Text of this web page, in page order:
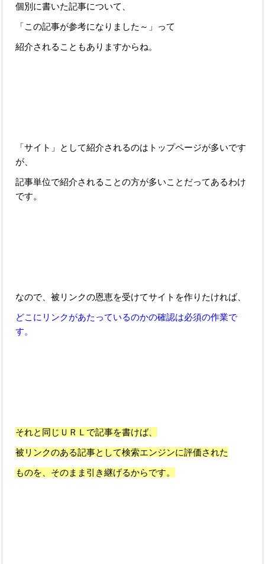
個別に書いた記事について、
「この記事が参考になりました～」って
紹介されることもありますからね。
「サイト」として紹介されるのはトップページが多いです
が、
記事単位で紹介されることの方が多いことだってあるわけ
です。
なので、被リンクの恩恵を受けてサイトを作りたければ、
どこにリンクがあたっているのかの確認は必須の作業で
す。
それと同じＵＲＬで記事を書けば、
被リンクのある記事として検索エンジンに評価された
ものを、そのまま引き継げるからです。